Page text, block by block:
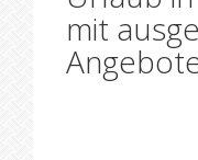
mit